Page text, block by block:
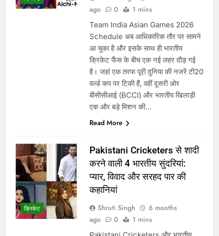
ago
0 1 mins
Team India Asian Games 2026
Schedule अब आधिकारिक तौर पर सामने
आ चुका है और इसके साथ ही भारतीय
क्रिकेट फैंस के बीच एक नई लहर दौड़ गई
है। जहां एक तरफ पूरी दुनिया की नजरें टी20
वर्ल्ड कप पर टिकी हैं, वहीं दूसरी ओर
बीसीसीआई (BCCI) और भारतीय खिलाड़ी
एक और बड़े मिशन की…
Read More
क्रिकेट
Pakistani Cricketers से शादी
करने वाली 4 भारतीय सुंदरियां:
प्यार, विवाद और सरहद पार की
कहानियां
Shruti Singh
6 months
ago
0 1 mins